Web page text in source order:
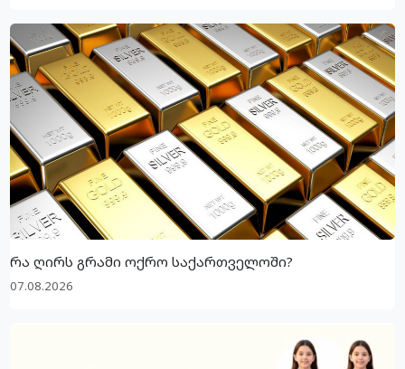
რა ღირს გრამი ოქრო საქართველოში?
07.08.2026